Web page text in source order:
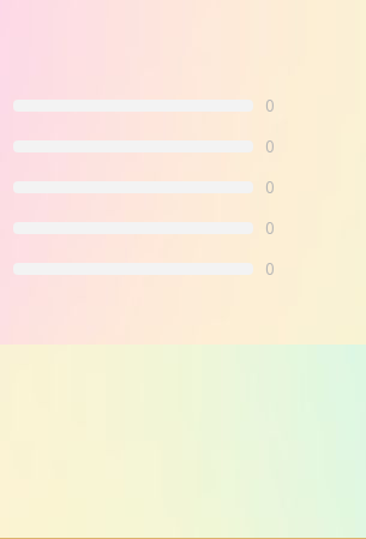
0
0
0
0
0